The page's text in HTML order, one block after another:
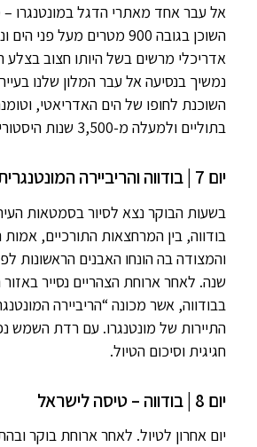
אל עבר אחד מאתרי הדגל במונטנגרו –
השוכן בגובה 900 מטרים מעל
אדריכלי מרשים בשל היותו חצוב בצלע
נמשיך בנסיעה אל עבר המלון שלנו
השוכנת לחופו של הים האדריאטי,
בתוליים ולמעלה מ-3,500 שנות היסטוריה מרתקת.
יום 7 | בודווה והריביירה המונטנגרית
בשעות הבוקר נצא לסיור בסמטאות
בודווה, בין המרחצאות התורכיים, אמות
שנה. לאחר ארוחת הצהריים נסייר
בבודווה, אשר מכונה “הריביירה
התיירות של מונטנגרו. עם רדת השמש
חגיגית וסיכום הטיול.
יום 8 | בודווה – טיסה לישראל
יום אחרון לטיול. לאחר ארוחת בוקר